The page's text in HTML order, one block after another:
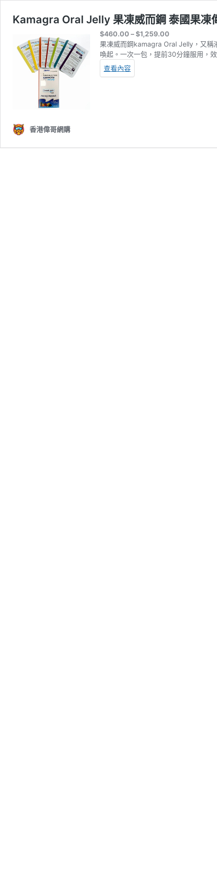
Kamagra Oral Jelly 果凍威而鋼 泰國果凍
$460.00 –$1,259.00
range:
$460.00
果凍威而鋼kamagra Oral Jelly，又稱
喚起。一次一包，提前30分鐘服用，
查看內容
香港偉哥網購